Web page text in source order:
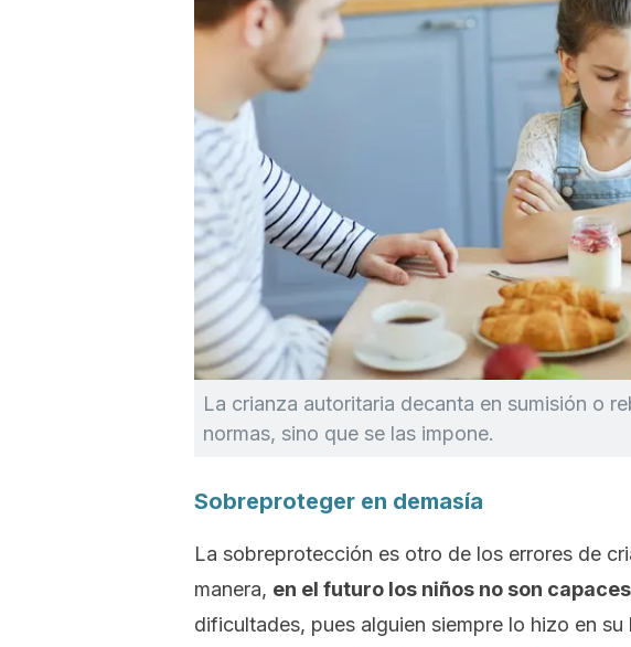
La crianza autoritaria decanta en sumisión o
normas, sino que se las impone.
Sobreproteger en demasía
La sobreprotección es otro de los errores de
manera, en el futuro los niños no son
dificultades, pues alguien siempre lo hizo en